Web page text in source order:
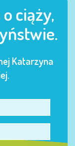
ciąży,
Katarzyna